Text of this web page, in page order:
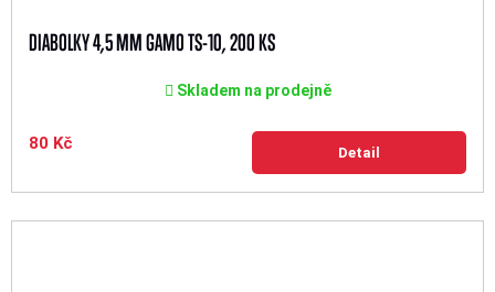
DIABOLKY 4,5 MM GAMO TS-10, 200 KS
Skladem na prodejně
80 Kč Detail